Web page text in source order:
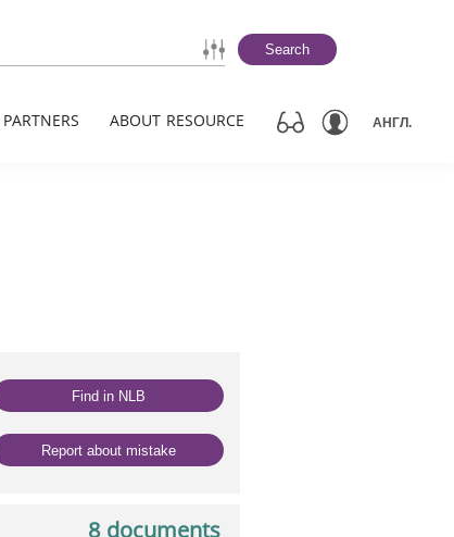
Search
ABOUT RESOURCE АНГЛ.
Find in NLB
Report about mistake
8 documents